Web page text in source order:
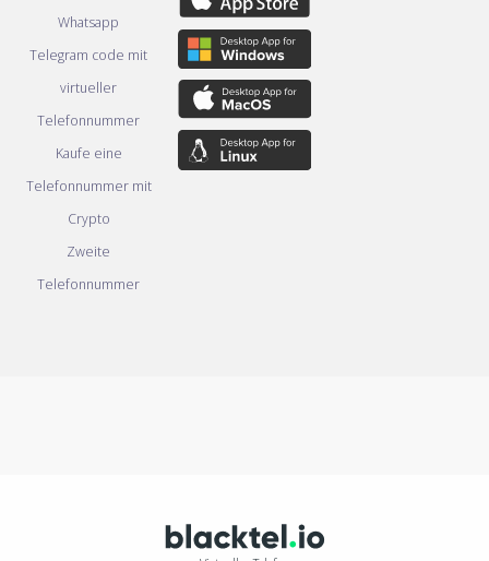
Whatsapp
Telegram code mit
virtueller
Telefonnummer
Kaufe eine
Telefonnummer mit
Crypto
Zweite
Telefonnummer